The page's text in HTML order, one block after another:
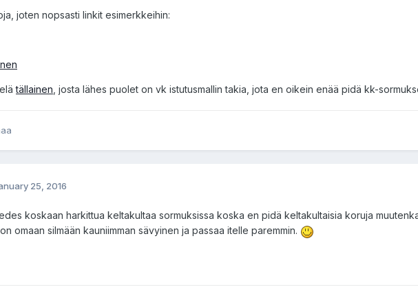
joten nopsasti linkit esimerkkeihin:
tällainen , josta lähes puolet on vk istutusmallin takia, jota en oikein enää pidä kk-
25, 2016
koskaan harkittua keltakultaa sormuksissa koska en pidä keltakultaisia koruja
omaan silmään kauniimman sävyinen ja passaa itelle paremmin.